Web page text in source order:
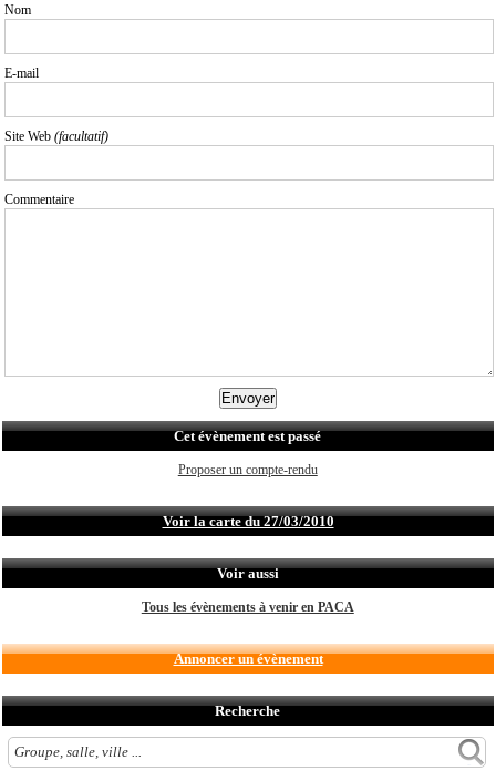
Nom
E-mail
Site Web (facultatif)
Commentaire
Cet évènement est passé
Proposer un compte-rendu
Voir la carte du 27/03/2010
Voir aussi
Tous les évènements à venir en PACA
Annoncer un évènement
Recherche